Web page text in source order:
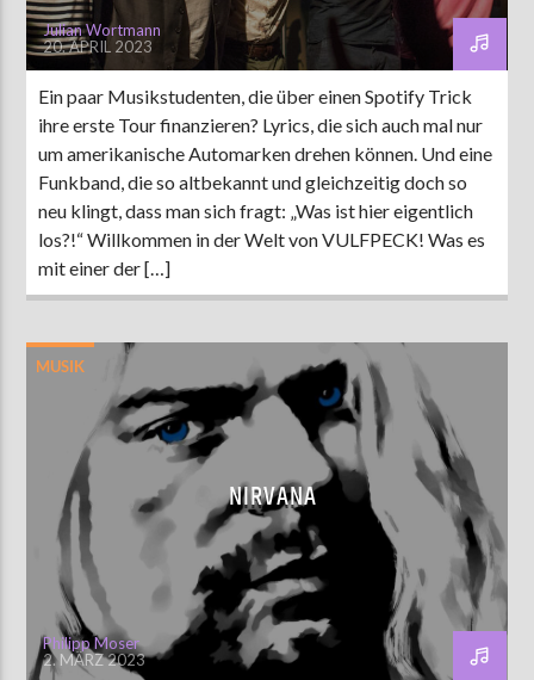
Julian Wortmann
20. APRIL 2023
Ein paar Musikstudenten, die über einen Spotify Trick
ihre erste Tour finanzieren? Lyrics, die sich auch mal nur
um amerikanische Automarken drehen können. Und eine
Funkband, die so altbekannt und gleichzeitig doch so
neu klingt, dass man sich fragt: „Was ist hier eigentlich
los?!“ Willkommen in der Welt von VULFPECK! Was es
mit einer der […]
MUSIK
NIRVANA
Philipp Moser
2. MÄRZ 2023